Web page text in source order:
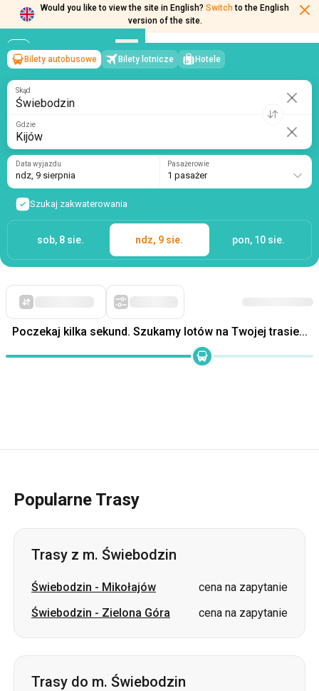
Would you like to view the site in English? Switch to the English
version of the site.
Świebodzin
Bilety autobusowe Bilety lotnicze Hotele
Gdzie
Data wyjazdu
ndz, 9 sierpnia
Szukaj zakwaterowania
Poczekaj kilka sekund. Szukamy lotów na Twojej trasie...
Popularne Trasy
Trasy z m. Świebodzin
Świebodzin - Mikołajów
cena na zapytanie
Świebodzin - Zielona Góra cena na zapytanie
Trasy do m. Świebodzin